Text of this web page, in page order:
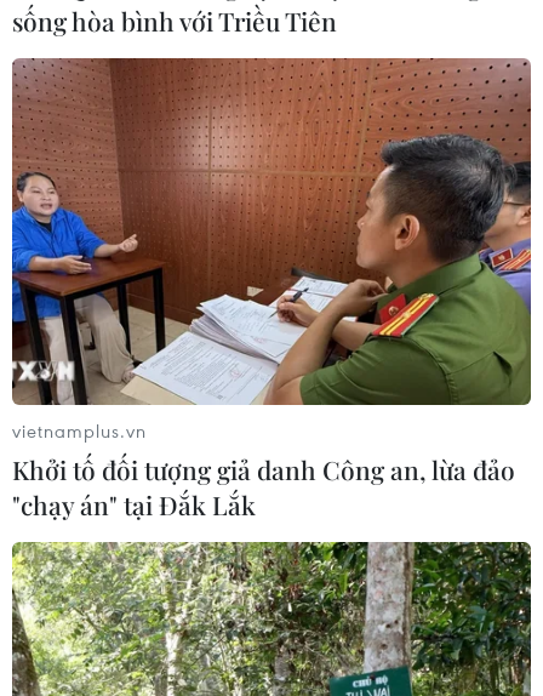
sống hòa bình với Triều Tiên
vietnamplus.vn
Khởi tố đối tượng giả danh Công an, lừa đảo
"chạy án" tại Đắk Lắk